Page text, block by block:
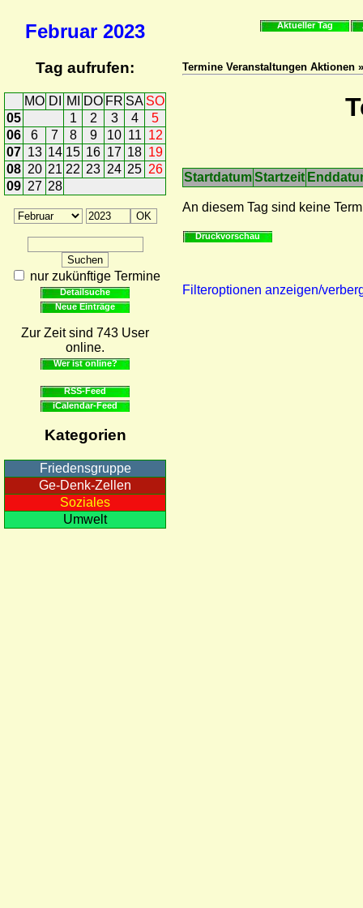
Februar 2023
Tag aufrufen:
MO DI MI DO FR SA SO
05
1 2 3 4
5
06
6 7 8 9 10 11 12
07 13 14 15 16 17 18 19
08 20 21 22 23 24 25 26
09 27 28
nur zukünftige Termine
Detailsuche
Neue Einträge
Zur Zeit sind 743 User
online.
Wer ist online?
RSS-Feed
iCalendar-Feed
Kategorien
Friedensgruppe
Ge-Denk-Zellen
Soziales
Umwelt
Aktueller Tag
Termine Veranstaltungen Aktionen
StartdatumStartzeit
An diesem Tag sind keine
Druckvorschau
Filteroptionen anzeigen/